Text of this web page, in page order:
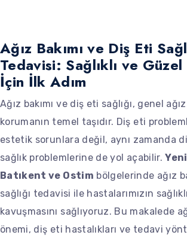
Ağız Bakımı ve Diş Eti
Tedavisi: Sağlıklı ve
İçin İlk Adım
Ağız bakımı ve diş eti sağlığı, genel
korumanın temel taşıdır. Diş eti
estetik sorunlara değil, aynı zamanda
sağlık problemlerine de yol açabilir.
Batıkent ve Ostim bölgelerinde ağız
sağlığı tedavisi ile hastalarımızın
kavuşmasını sağlıyoruz. Bu makalede
önemi, diş eti hastalıkları ve tedavi